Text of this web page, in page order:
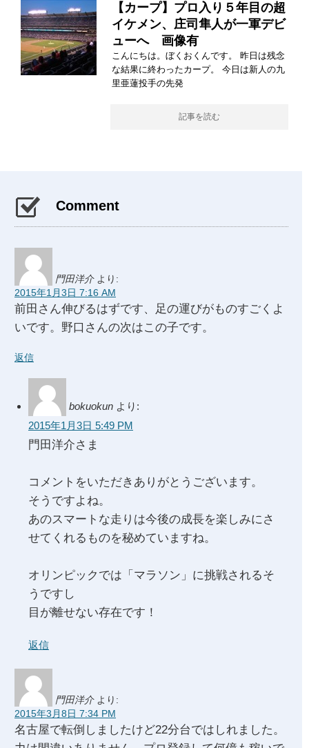
【カープ】プロ入り５年目の超
イケメン、庄司隼人が一軍デビ
ューへ 画像有
こんにちは。ぼくおくんです。 昨日は残念
な結果に終わったカープ。 今日は新人の九
里亜蓮投手の先発
記事を読む
Comment
門田洋介 より:
2015年1月3日 7:16 AM
前田さん伸びるはずです、足の運びがものすごくよ
いです。野口さんの次はこの子です。
返信
bokuokun より:
2015年1月3日 5:49 PM
門田洋介さま
コメントをいただきありがとうございます。
そうですよね。
あのスマートな走りは今後の成長を楽しみにさ
せてくれるものを秘めていますね。
オリンピックでは「マラソン」に挑戦されるそ
うですし
目が離せない存在です！
返信
門田洋介 より:
2015年3月8日 7:34 PM
名古屋で転倒しましたけど22分台ではしれました。